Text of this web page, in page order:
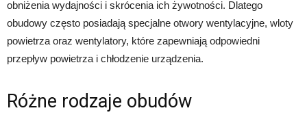
obniżenia wydajności i skrócenia ich żywotności. Dlatego
obudowy często posiadają specjalne otwory wentylacyjne, wloty
powietrza oraz wentylatory, które zapewniają odpowiedni
przepływ powietrza i chłodzenie urządzenia.
Różne rodzaje obudów